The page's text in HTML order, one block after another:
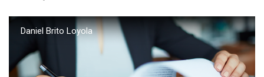
Daniel Brito Loyola